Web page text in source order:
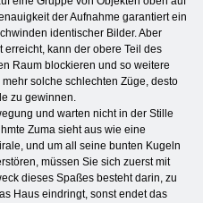
der Aufnahme garantiert ein
identischer Bilder. Aber
kann der obere Teil des
Raum blockieren und so weitere
solche schlechten Züge, desto
zu gewinnen.
und warten nicht in der Stille
Zuma sieht aus wie eine
und um all seine bunten Kugeln
müssen Sie sich zuerst mit
dieses Spaßes besteht darin, zu
Haus eindringt, sonst endet das